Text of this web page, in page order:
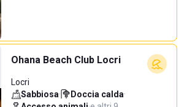
Ohana Beach Club Locri
Locri
Sabbiosa· Doccia calda·